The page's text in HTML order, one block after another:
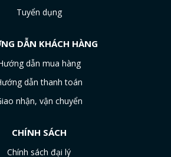
Tuyển dụng
DẪN KHÁCH HÀNG
dẫn mua hàng
dẫn thanh toán
nhận, vận chuyển
CHÍNH SÁCH
Chính sách đại lý